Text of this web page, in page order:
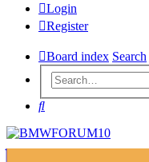
Login
Register
Board index Search
Search